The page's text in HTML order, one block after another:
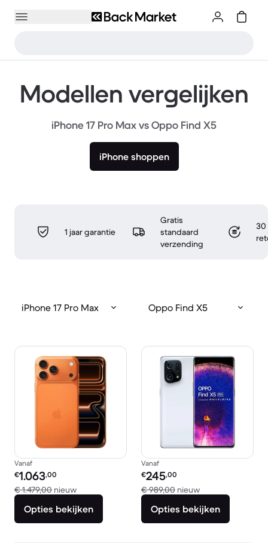
Modellen vergelijken
iPhone 17 Pro Max vs Oppo Find X5
iPhone shoppen
1 jaar garantie
Gratis
standaard
verzending
30
iPhone 17 Pro Max Oppo Find X5
Vanaf
Refurbished prijs:
€1.063,00
€ 1.479,00 nieuwVergeleken met € 1.479,00 nieuw
Opties bekijken
Vanaf
Refurbished prijs:
€245,00
€ 989,00 nieuwVergeleken met
Opties bekijken